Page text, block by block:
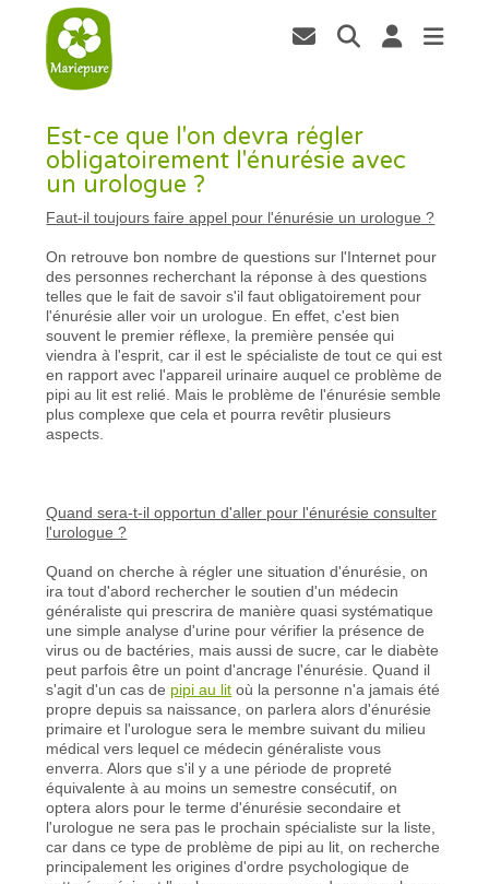
Est-ce que l'on devra régler
obligatoirement l'énurésie avec
un urologue ?
Faut-il toujours faire appel pour l'énurésie un urologue ?
On retrouve bon nombre de questions sur l'Internet pour
des personnes recherchant la réponse à des questions
telles que le fait de savoir s'il faut obligatoirement pour
l'énurésie aller voir un urologue. En effet, c'est bien
souvent le premier réflexe, la première pensée qui
viendra à l'esprit, car il est le spécialiste de tout ce qui est
en rapport avec l'appareil urinaire auquel ce problème de
pipi au lit est relié. Mais le problème de l'énurésie semble
plus complexe que cela et pourra revêtir plusieurs
aspects.
Quand sera-t-il opportun d'aller pour l'énurésie consulter
l'urologue ?
Quand on cherche à régler une situation d'énurésie, on
ira tout d'abord rechercher le soutien d'un médecin
généraliste qui prescrira de manière quasi systématique
une simple analyse d'urine pour vérifier la présence de
virus ou de bactéries, mais aussi de sucre, car le diabète
peut parfois être un point d'ancrage l'énurésie. Quand il
s'agit d'un cas de pipi au lit où la personne n'a jamais été
propre depuis sa naissance, on parlera alors d'énurésie
primaire et l'urologue sera le membre suivant du milieu
médical vers lequel ce médecin généraliste vous
enverra. Alors que s'il y a une période de propreté
équivalente à au moins un semestre consécutif, on
optera alors pour le terme d'énurésie secondaire et
l'urologue ne sera pas le prochain spécialiste sur la liste,
car dans ce type de problème de pipi au lit, on recherche
principalement les origines d'ordre psychologique de